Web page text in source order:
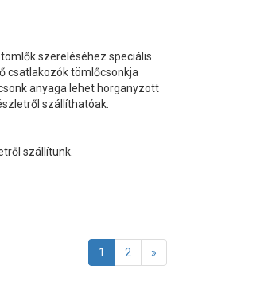
szereléséhez speciális
csatlakozók tömlőcsonkja
anyaga lehet horganyzott
szállíthatóak.
szállítunk.
1 2 »